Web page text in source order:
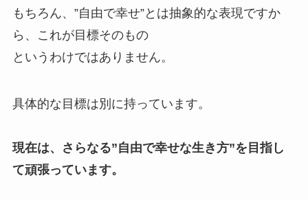
もちろん、”自由で幸せ”とは抽象的な表現ですか
ら、これが目標そのもの
というわけではありません。
具体的な目標は別に持っています。
現在は、さらなる”自由で幸せな生き方”を目指し
て頑張っています。